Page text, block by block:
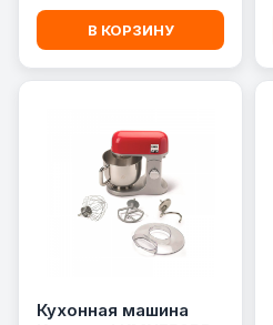
В КОРЗИНУ
Кухонная машина